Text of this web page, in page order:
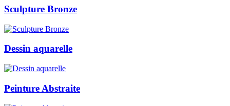
Sculpture Bronze
Dessin aquarelle
Peinture Abstraite